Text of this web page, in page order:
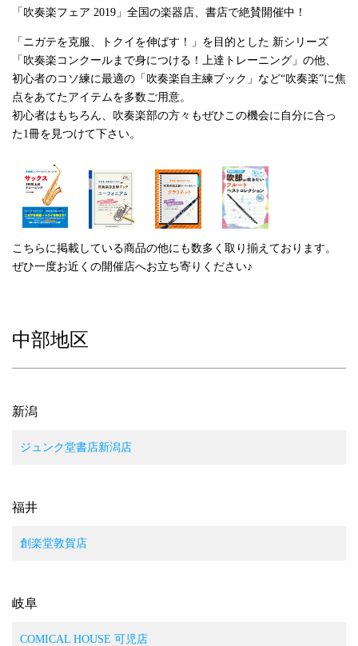
「吹奏楽フェア 2019」全国の楽器店、書店で絶賛開催中！
「ニガテを克服、トクイを伸ばす！」を目的とした 新シリーズ
「吹奏楽コンクールまで身につける！上達トレーニング」の他、
初心者のコソ練に最適の「吹奏楽自主練ブック」など“吹奏楽”に焦
点をあてたアイテムを多数ご用意。
初心者はもちろん、吹奏楽部の方々もぜひこの機会に自分に合っ
た1冊を見つけて下さい。
こちらに掲載している商品の他にも数多く取り揃えております。
ぜひ一度お近くの開催店へお立ち寄りください♪
中部地区
新潟
ジュンク堂書店新潟店
福井
創楽堂敦賀店
岐阜
COMICAL HOUSE 可児店